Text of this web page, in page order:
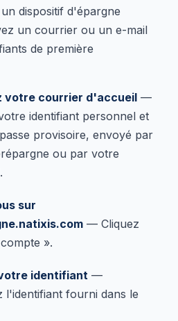
dispositif d'épargne
un courrier ou un e-mail
de première
votre courrier d'accueil —
identifiant personnel et
provisoire, envoyé par
ou par votre
sur
— Cliquez
».
identifiant —
l'identifiant fourni dans le